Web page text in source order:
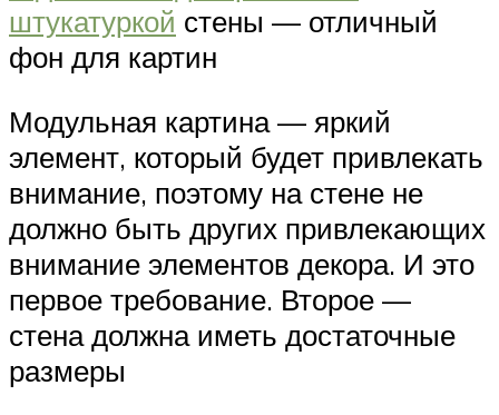
штукатуркой стены — отличный
фон для картин
Модульная картина — яркий
элемент, который будет привлекать
внимание, поэтому на стене не
должно быть других привлекающих
внимание элементов декора. И это
первое требование. Второе —
стена должна иметь достаточные
размеры